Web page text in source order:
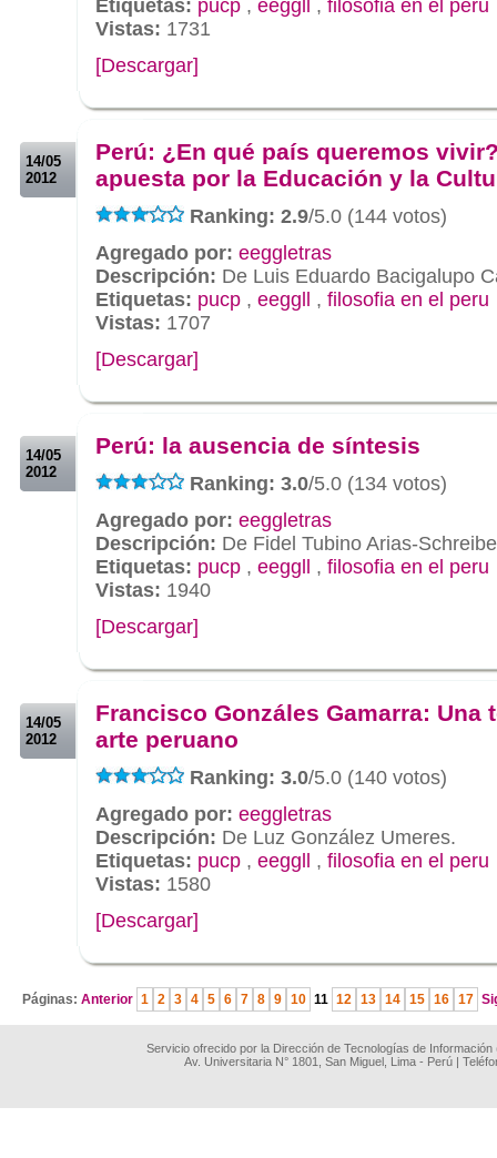
Etiquetas: pucp , eeggll , filosofia en el peru
Vistas: 1731
[Descargar]
14/05
2012
Perú: ¿En qué país queremos
apuesta por la Educación y la
Ranking: 2.9/5.0 (144 votos)
Agregado por: eeggletras
Descripción: De Luis Eduardo Bacigalupo
Etiquetas: pucp , eeggll , filosofia en el peru
Vistas: 1707
[Descargar]
14/05
2012
Perú: la ausencia de síntesis
Ranking: 3.0/5.0 (134 votos)
Agregado por: eeggletras
Descripción: De Fidel Tubino Arias-
Etiquetas: pucp , eeggll , filosofia en el peru
Vistas: 1940
[Descargar]
14/05
2012
Francisco Gonzáles Gamarra: Una
arte peruano
Ranking: 3.0/5.0 (140 votos)
Agregado por: eeggletras
Descripción: De Luz González Umeres.
Etiquetas: pucp , eeggll , filosofia en el peru
Vistas: 1580
[Descargar]
Páginas: Anterior 1 2 3 4 5 6 7 8 9 10 11 12 13 14 15 16 17
Servicio ofrecido por la Dirección de Tecnologías de
Av. Universitaria N° 1801, San Miguel, Lima - Perú |